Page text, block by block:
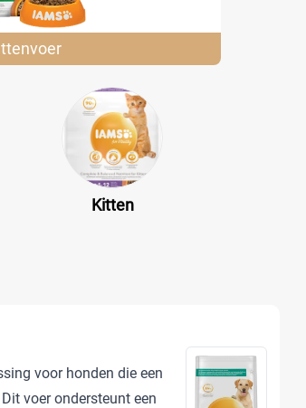
Kitten
voor honden die een
voer ondersteunt een